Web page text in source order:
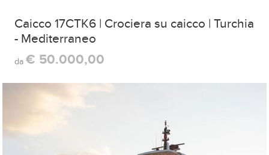
Caicco 17CTK6 | Crociera su caicco | Turchia
- Mediterraneo
da€ 50.000,00